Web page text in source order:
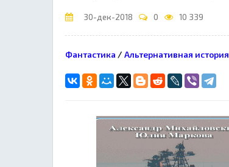
30-дек-2018 0 10 339
Фантастика / Альтернативная история